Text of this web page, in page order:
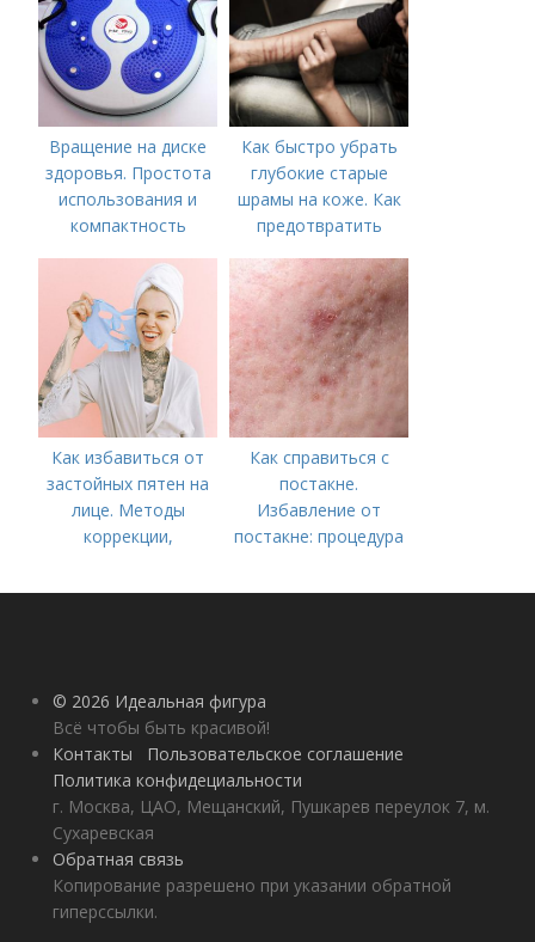
Вращение на диске
здоровья. Простота
использования и
компактность
Как быстро убрать
глубокие старые
шрамы на коже. Как
предотвратить
Как избавиться от
застойных пятен на
лице. Методы
коррекции,
акне и удаления
Как справиться с
постакне.
Избавление от
постакне: процедура
© 2026 Идеальная фигура
Всё чтобы быть красивой!
Контакты
Пользовательское соглашение
Политика конфидециальности
г. Москва, ЦАО, Мещанский, Пушкарев переулок 7, м.
Сухаревская
Обратная связь
Копирование разрешено при указании обратной
гиперссылки.